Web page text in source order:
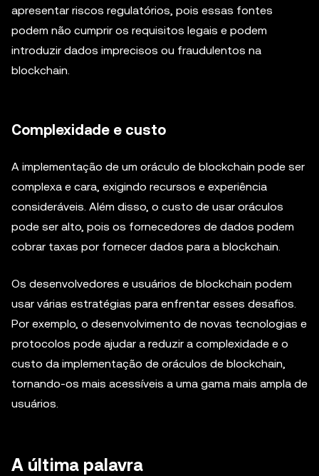
apresentar riscos regulatórios, pois essas fontes
podem não cumprir os requisitos legais e podem
introduzir dados imprecisos ou fraudulentos na
blockchain.
Complexidade e custo
A implementação de um oráculo de blockchain pode ser
complexa e cara, exigindo recursos e experiência
consideráveis. Além disso, o custo de usar oráculos
pode ser alto, pois os fornecedores de dados podem
cobrar taxas por fornecer dados para a blockchain.
Os desenvolvedores e usuários de blockchain podem
usar várias estratégias para enfrentar esses desafios.
Por exemplo, o desenvolvimento de novas tecnologias e
protocolos pode ajudar a reduzir a complexidade e o
custo da implementação de oráculos de blockchain,
tornando-os mais acessíveis a uma gama mais ampla de
usuários.
A última palavra